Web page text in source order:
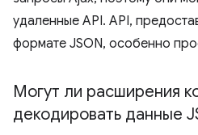
удаленные API. API,
формате JSON, особенно
Могут ли расширения
декодировать данные